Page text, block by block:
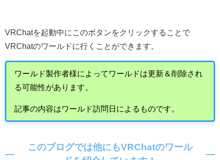
VRChatを起動中にこのボタンをクリックすることで
VRChatのワールドに行くことができます。
ワールド製作者様によってワールドは更新＆削除され
る可能性があります。
記事の内容はワールド訪問日によるものです。
このブログでは他にもVRChatのワール